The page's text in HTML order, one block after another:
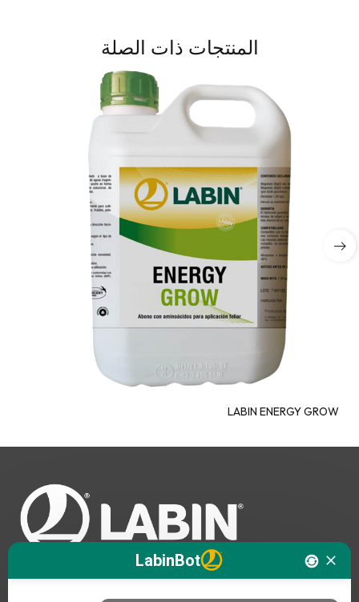
المنتجات ذات الصلة
LABIN ENERGY GROW
LabinBot